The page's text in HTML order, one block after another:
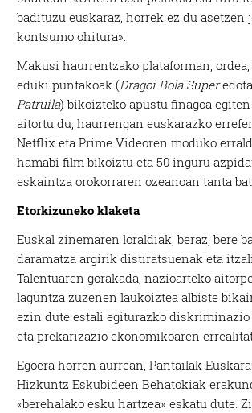
badituzu euskaraz, horrek ez du asetzen
kontsumo ohitura».
Makusi haurrentzako plataforman,
eduki puntakoak (Dragoi Bola Superedota
Patruila) bikoizteko apustu finagoa
aitortu du, haurrengan euskarazko
Netflix eta Prime Videoren moduko
hamabi film bikoiztu eta 50 inguru
eskaintza orokorraren ozeanoan tanta
Etorkizuneko klaketa
Euskal zinemaren loraldiak, beraz, bere
daramatza argirik distiratsuenak eta
Talentuaren gorakada, nazioarteko
laguntza zuzenen laukoiztea albiste
ezin dute estali egiturazko
eta prekarizazio ekonomikoaren
Egoera horren aurrean, Pantailak
Hizkuntz Eskubideen Behatokiak
«berehalako esku hartzea» eskatu dute.